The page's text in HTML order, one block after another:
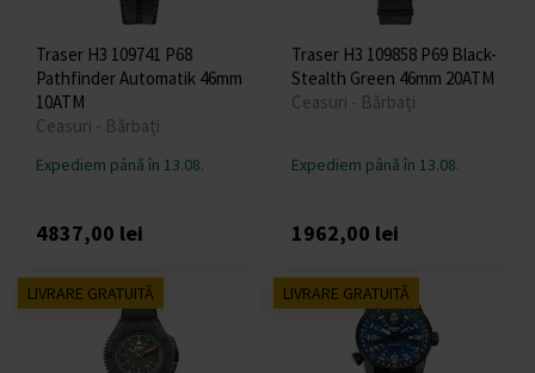
Traser H3 109741 P68
Pathfinder Automatik 46mm
10ATM
Ceasuri - Bărbați
Expediem până în 13.08.
4837,00 lei
Traser H3 109858 P69 Black-
Stealth Green 46mm 20ATM
Ceasuri - Bărbați
Expediem până în 13.08.
1962,00 lei
LIVRARE GRATUITĂ LIVRARE GRATUITĂ